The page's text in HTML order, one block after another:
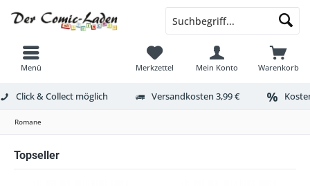
Menü Warenkorb
Merkzettel Mein Konto
Click & Collect möglich Versandkosten 3,99 €
Romane
Topseller